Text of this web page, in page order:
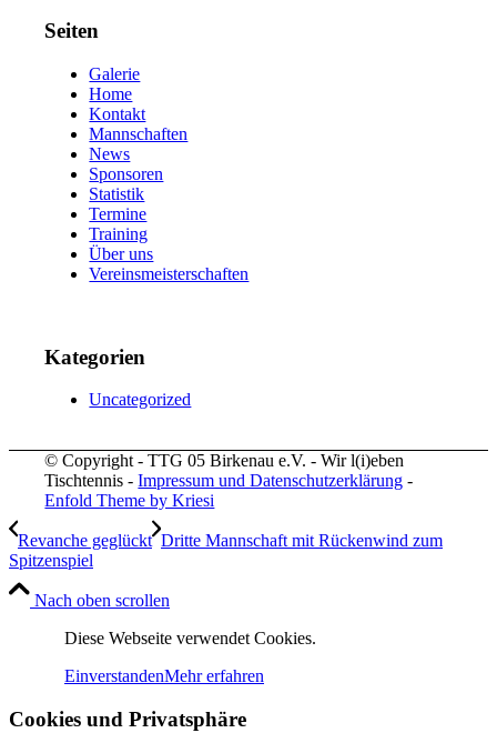
Seiten
Galerie
Home
Kontakt
Mannschaften
News
Sponsoren
Statistik
Termine
Training
Über uns
Vereinsmeisterschaften
Kategorien
Uncategorized
© Copyright - TTG 05 Birkenau e.V. - Wir l(i)eben
Tischtennis -Impressum und Datenschutzerklärung -
Enfold Theme by Kriesi
Revanche geglückt Dritte Mannschaft mit Rückenwind zum
Spitzenspiel
Nach oben scrollen
Diese Webseite verwendet Cookies.
EinverstandenMehr erfahren
Cookies und Privatsphäre